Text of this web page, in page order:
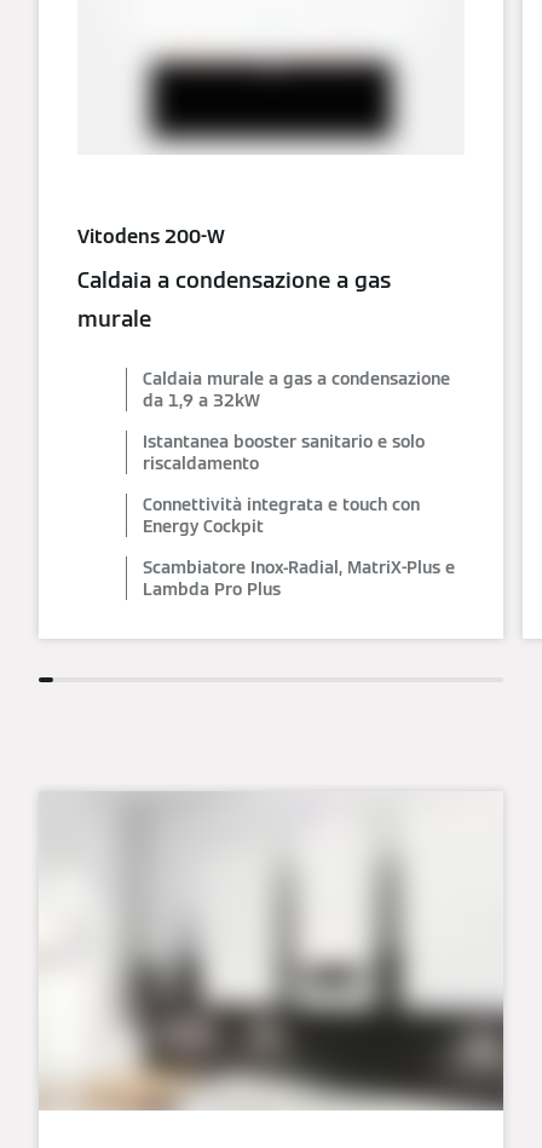
Vitodens 200-W
Caldaia a condensazione a gas
murale
Caldaia murale a gas a condensazione
da 1,9 a 32kW
Istantanea booster sanitario e solo
riscaldamento
Connettività integrata e touch con
Energy Cockpit
Scambiatore Inox-Radial, MatriX-Plus e
Lambda Pro Plus